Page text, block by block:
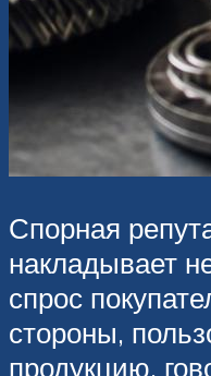
Спорная
накладывает
спрос
стороны,
продукцию,